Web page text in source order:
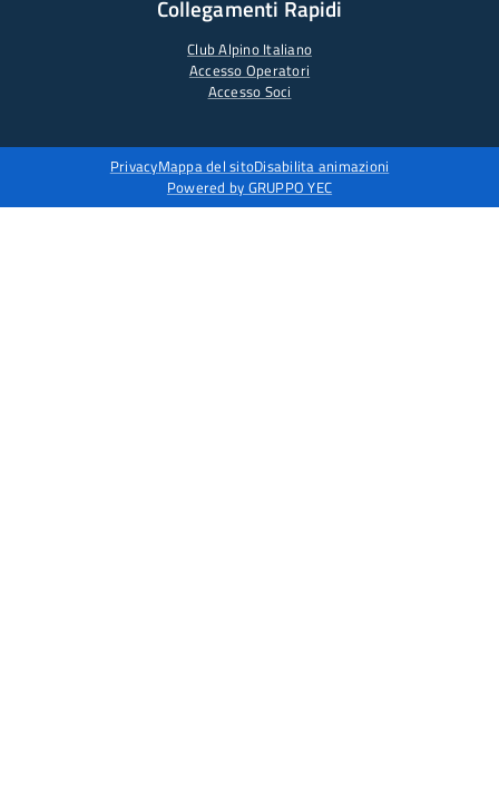
Collegamenti Rapidi
Club Alpino Italiano
Accesso Operatori
Accesso Soci
PrivacyMappa del sitoDisabilita animazioni
Powered by GRUPPO YEC